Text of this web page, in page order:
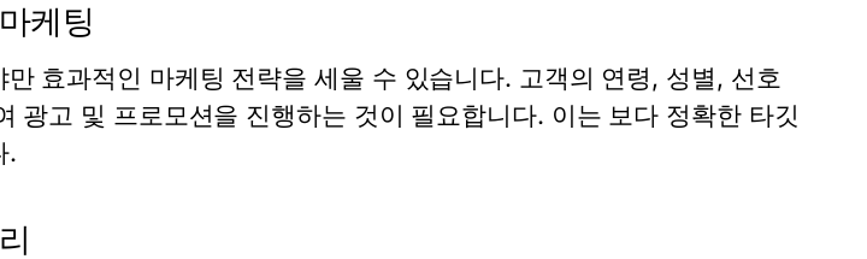
케팅
효과적인 마케팅 전략을 세울 수 있습니다. 고객의 연령, 성별, 선호
광고 및 프로모션을 진행하는 것이 필요합니다. 이는 보다 정확한 타깃
.